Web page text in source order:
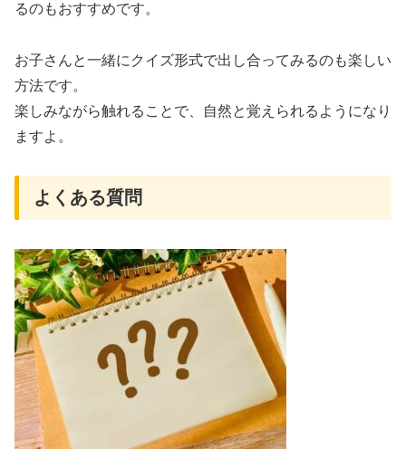
るのもおすすめです。
お子さんと一緒にクイズ形式で出し合ってみるのも楽しい
方法です。
楽しみながら触れることで、自然と覚えられるようになり
ますよ。
よくある質問